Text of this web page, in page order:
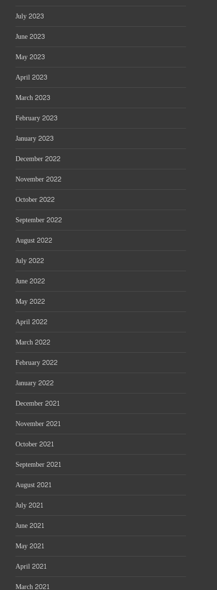
July 2023
June 2023
May 2023
April 2023
March 2023
February 2023
January 2023
December 2022
November 2022
October 2022
September 2022
August 2022
July 2022
June 2022
May 2022
April 2022
March 2022
February 2022
January 2022
December 2021
November 2021
October 2021
September 2021
August 2021
July 2021
June 2021
May 2021
April 2021
March 2021